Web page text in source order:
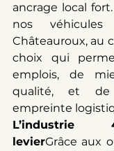
ancrage local
nos
Châteauroux, au
choix qui
emplois, de
qualité, et de
empreinte
L’industrie
levierGrâce aux